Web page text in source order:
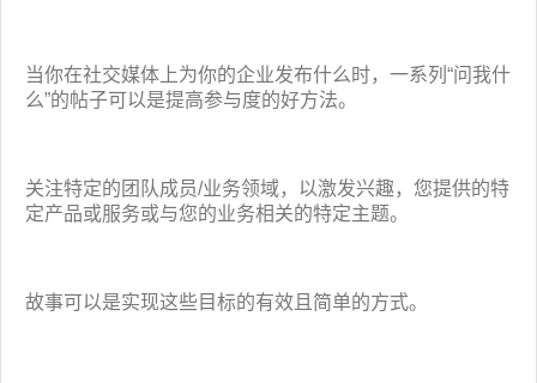
当你在社交媒体上为你的企业发布什么时，一系列“问我什
么”的帖子可以是提高参与度的好方法。
关注特定的团队成员/业务领域，以激发兴趣，您提供的特
定产品或服务或与您的业务相关的特定主题。
故事可以是实现这些目标的有效且简单的方式。